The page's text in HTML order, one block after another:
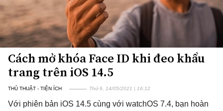
Cách mở khóa Face ID khi đeo khẩu
trang trên iOS 14.5
THỦ THUẬT - TIỆN ÍCH Thứ 6, 14/05/2021 | 16:12
Với phiên bản iOS 14.5 cùng với watchOS 7.4, bạn hoàn